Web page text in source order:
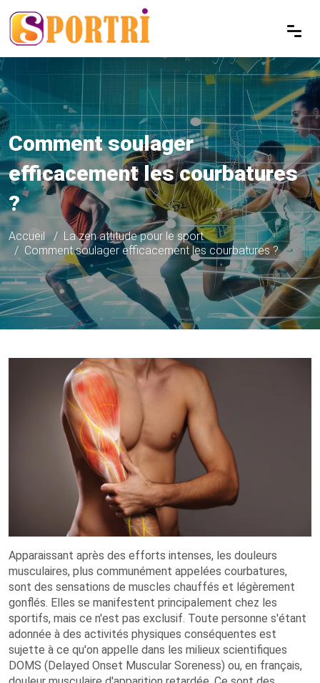
Comment soulager
efficacement les courbatures
?
Accueil
La zen attitude pour le sport
Comment soulager efficacement les courbatures ?
Apparaissant après des efforts intenses, les douleurs
musculaires, plus communément appelées courbatures,
sont des sensations de muscles chauffés et légèrement
gonflés. Elles se manifestent principalement chez les
sportifs, mais ce n'est pas exclusif. Toute personne s'étant
adonnée à des activités physiques conséquentes est
sujette à ce qu'on appelle dans les milieux scientifiques
DOMS (Delayed Onset Muscular Soreness) ou, en français,